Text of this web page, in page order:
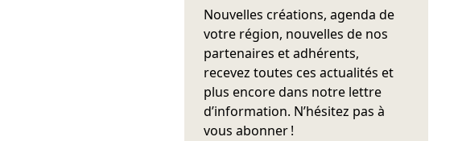
Nouvelles créations, agenda de
votre région, nouvelles de nos
partenaires et adhérents,
recevez toutes ces actualités et
plus encore dans notre lettre
d’information. N’hésitez pas à
vous abonner !